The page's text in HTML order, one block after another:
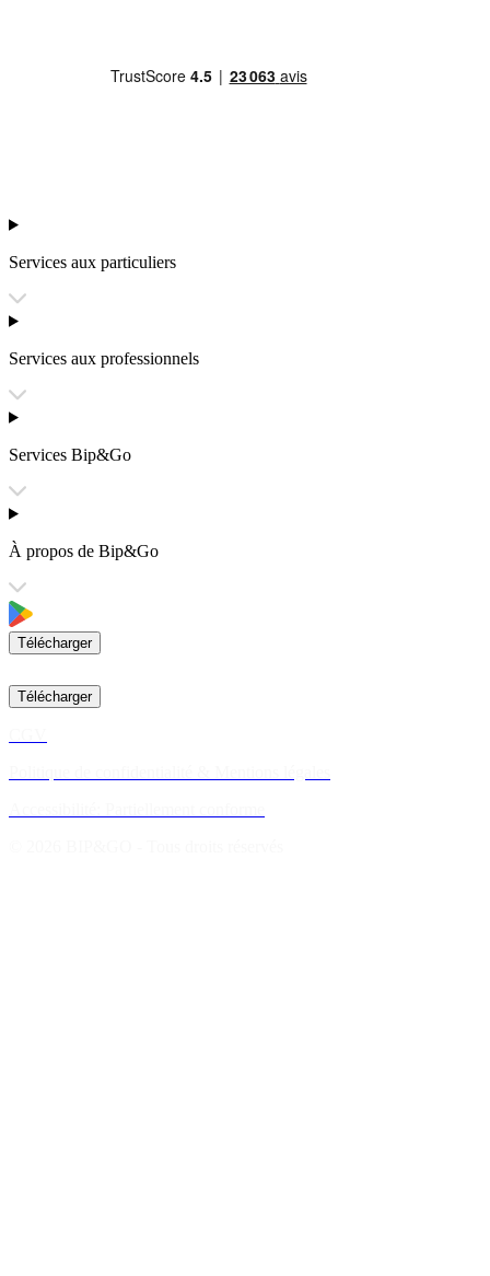
Services aux particuliers
Services aux professionnels
Services Bip&Go
À propos de Bip&Go
Télécharger
Télécharger